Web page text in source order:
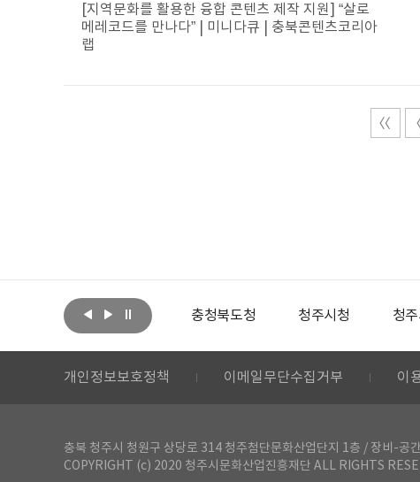
[지역문화를 활용한 융합 콘텐츠 제작 지원] “살로
메레코드를 만나다” | 미니다큐 | 충북콘텐츠코리아
랩
문화체육관광부 충청북도청 청주시청 청
개인정보보호정책 이메일무단수집거부 이
충북 청주시 청원구 상당로 314 청주첨단문화산업단지 1층 / 장비
COPYRIGHT (c) 2020 청주시문화산업진흥재단 ALL RIGHTS